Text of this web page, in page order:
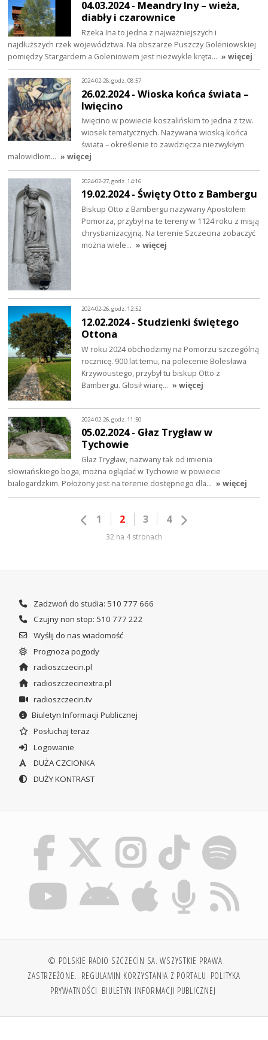
04.03.2024 - Meandry Iny – wieża,
diabły i czarownice
Rzeka Ina to jedna z najważniejszych i
najdłuższych rzek województwa. Na obszarze Puszczy Goleniowskiej
pomiędzy Stargardem a Goleniowem jest niezwykle kręta… » więcej
2024-02-28, godz. 08:57
26.02.2024 - Wioska końca świata –
Iwięcino
Iwięcino w powiecie koszalińskim to jedna z tzw.
wiosek tematycznych. Nazywana wioską końca
świata – określenie to zawdzięcza niezwykłym
malowidłom… » więcej
2024-02-27, godz. 14:16
19.02.2024 - Święty Otto z Bambergu
Biskup Otto z Bambergu nazywany Apostołem
Pomorza, przybył na te tereny w 1124 roku z misją
chrystianizacyjną. Na terenie Szczecina zobaczyć
można wiele… » więcej
2024-02-26, godz. 12:52
12.02.2024 - Studzienki świętego
Ottona
W roku 2024 obchodzimy na Pomorzu szczególną
rocznicę. 900 lat temu, na polecenie Bolesława
Krzywoustego, przybył tu biskup Otto z
Bambergu. Głosił wiarę… » więcej
2024-02-26, godz. 11:50
05.02.2024 - Głaz Trygław w
Tychowie
Głaz Trygław, nazwany tak od imienia
słowiańskiego boga, można oglądać w Tychowie w powiecie
białogardzkim. Położony jest na terenie dostępnego dla… » więcej
1 2 3 4
32 na 4 stronach
Zadzwoń do studia: 510 777 666
Czujny non stop: 510 777 222
Wyślij do nas wiadomość
Prognoza pogody
radioszczecin.pl
radioszczecinextra.pl
radioszczecin.tv
Biuletyn Informacji Publicznej
Posłuchaj teraz
Logowanie
DUŻA CZCIONKA
DUŻY KONTRAST
© POLSKIE RADIO SZCZECIN SA. WSZYSTKIE PRAWA
ZASTRZEŻONE. REGULAMIN KORZYSTANIA Z PORTALU POLITYKA
PRYWATNOŚCI BIULETYN INFORMACJI PUBLICZNEJ